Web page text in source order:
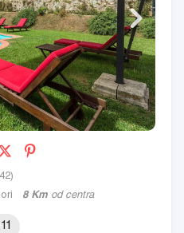
8 Km od centra
11